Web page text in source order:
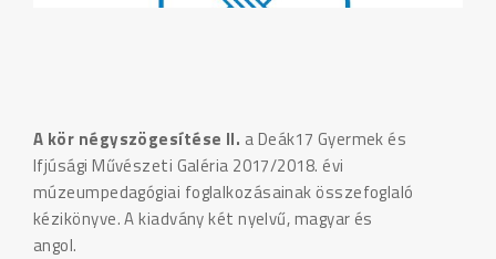
A kör négyszögesítése II. a Deák17 Gyermek és
Ifjúsági Művészeti Galéria 2017/2018. évi
múzeumpedagógiai foglalkozásainak összefoglaló
kézikönyve. A kiadvány két nyelvű, magyar és
angol.